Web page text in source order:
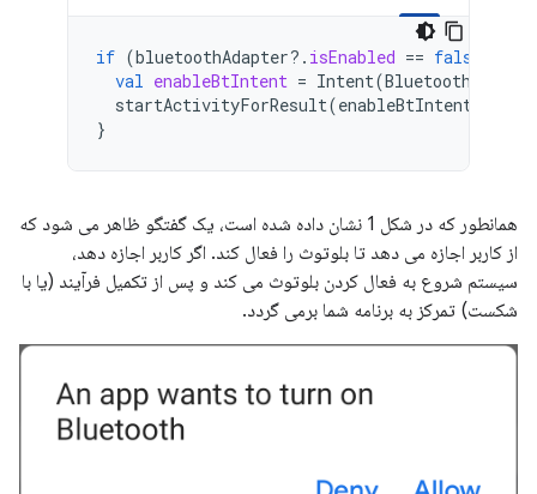
if (bluetoothAdapter?. isEnabled == false
val enableBtIntent = Intent(BluetoothAdapter
startActivityForResult(enableBtIntent
}
همانطور که در شکل 1 نشان داده شده است، یک گفتگو ظاهر می شود که
از کاربر اجازه می دهد تا بلوتوث را فعال کند. اگر کاربر اجازه دهد،
سیستم شروع به فعال کردن بلوتوث می کند و پس از تکمیل فرآیند (یا با
شکست) تمرکز به برنامه شما برمی گردد.